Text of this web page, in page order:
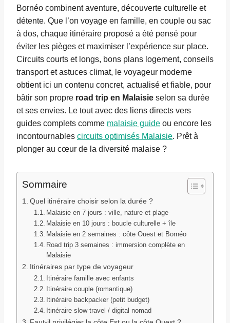
Bornéo combinent aventure, découverte culturelle et
détente. Que l’on voyage en famille, en couple ou sac
à dos, chaque itinéraire proposé a été pensé pour
éviter les pièges et maximiser l’expérience sur place.
Circuits courts et longs, bons plans logement, conseils
transport et astuces climat, le voyageur moderne
obtient ici un contenu concret, actualisé et fiable, pour
bâtir son propre road trip en Malaisie selon sa durée
et ses envies. Le tout avec des liens directs vers
guides complets comme malaisie guide ou encore les
incontournables circuits optimisés Malaisie. Prêt à
plonger au cœur de la diversité malaise ?
Sommaire
Quel itinéraire choisir selon la durée ?
Malaisie en 7 jours : ville, nature et plage
Malaisie en 10 jours : boucle culturelle + île
Malaisie en 2 semaines : côte Ouest et Bornéo
Road trip 3 semaines : immersion complète en
Malaisie
Itinéraires par type de voyageur
Itinéraire famille avec enfants
Itinéraire couple (romantique)
Itinéraire backpacker (petit budget)
Itinéraire slow travel / digital nomad